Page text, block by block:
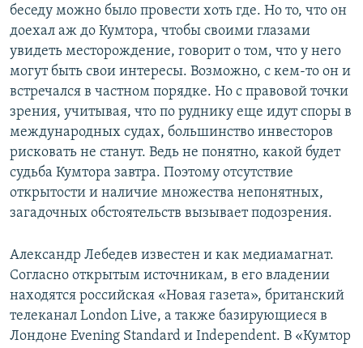
беседу можно было провести хоть где. Но то, что он
доехал аж до Кумтора, чтобы своими глазами
увидеть месторождение, говорит о том, что у него
могут быть свои интересы. Возможно, с кем-то он и
встречался в частном порядке. Но с правовой точки
зрения, учитывая, что по руднику еще идут споры в
международных судах, большинство инвесторов
рисковать не станут. Ведь не понятно, какой будет
судьба Кумтора завтра. Поэтому отсутствие
открытости и наличие множества непонятных,
загадочных обстоятельств вызывает подозрения.
Александр Лебедев известен и как медиамагнат.
Согласно открытым источникам, в его владении
находятся российская «Новая газета», британский
телеканал London Live, а также базирующиеся в
Лондоне Evening Standard и Independent. В «Кумтор